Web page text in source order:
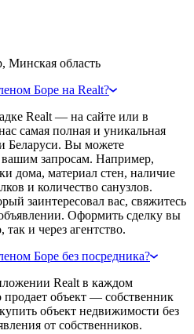
Минская область
Боре на Realt?
Realt — на сайте или в
самая полная и уникальная
Беларуси. Вы можете
вашим запросам. Например,
дома, материал стен, наличие
и количество санузлов.
заинтересовал вас, свяжитесь
Оформить сделку вы
и через агентство.
Боре без посредника?
Realt в каждом
объект — собственник
объект недвижимости без
от собственников.